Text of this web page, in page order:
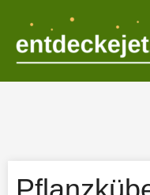
springen